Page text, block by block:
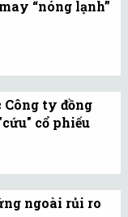
“nóng lạnh”
nhóm
triển
2020, các
Công ty đồng
cổ phiếu
lớn đã dự
tỷ đồng để
ngoài rủi ro